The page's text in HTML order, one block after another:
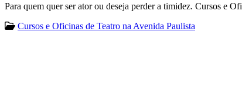
Para quem quer ser ator ou deseja perder a timidez. Cursos e
Cursos e Oficinas de Teatro na Avenida Paulista